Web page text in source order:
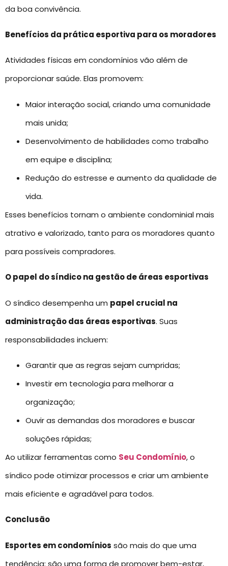
da boa convivência.
Benefícios da prática esportiva para os moradores
Atividades físicas em condomínios vão além de
proporcionar saúde. Elas promovem:
Maior interação social, criando uma comunidade
mais unida;
Desenvolvimento de habilidades como trabalho
em equipe e disciplina;
Redução do estresse e aumento da qualidade de
vida.
Esses benefícios tornam o ambiente condominial mais
atrativo e valorizado, tanto para os moradores quanto
para possíveis compradores.
O papel do síndico na gestão de áreas esportivas
O síndico desempenha um papel crucial na
administração das áreas esportivas. Suas
responsabilidades incluem:
Garantir que as regras sejam cumpridas;
Investir em tecnologia para melhorar a
organização;
Ouvir as demandas dos moradores e buscar
soluções rápidas;
Ao utilizar ferramentas como Seu Condomínio, o
síndico pode otimizar processos e criar um ambiente
mais eficiente e agradável para todos.
Conclusão
Esportes em condomínios são mais do que uma
tendência: são uma forma de promover bem-estar,